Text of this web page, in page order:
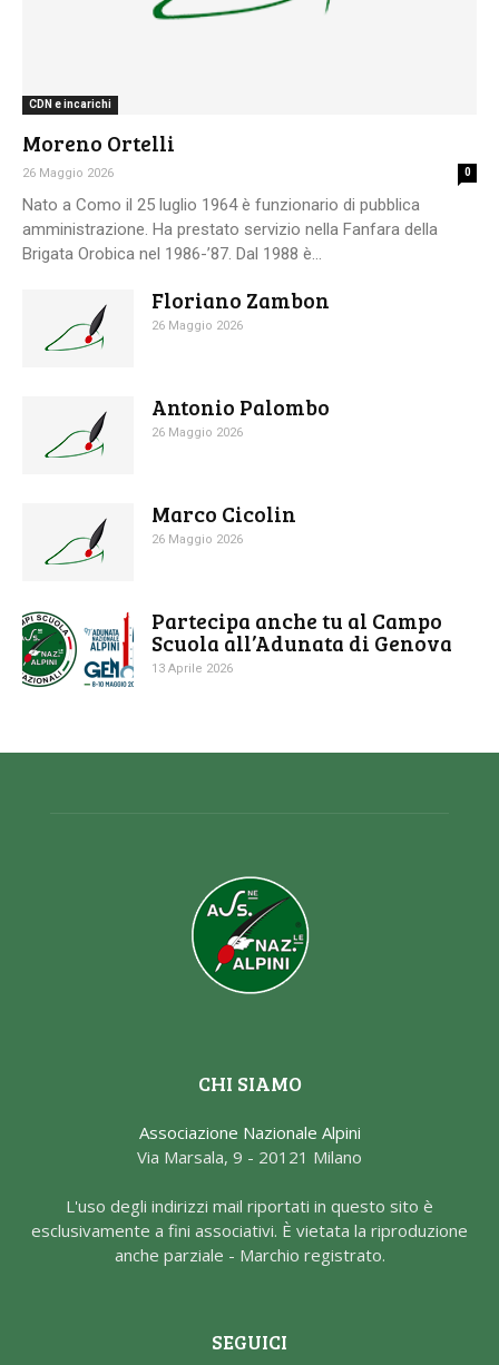
CDN e incarichi
Moreno Ortelli
26 Maggio 2026 0
Nato a Como il 25 luglio 1964 è funzionario di pubblica
amministrazione. Ha prestato servizio nella Fanfara della
Brigata Orobica nel 1986-’87. Dal 1988 è...
Floriano Zambon
26 Maggio 2026
Antonio Palombo
26 Maggio 2026
Marco Cicolin
26 Maggio 2026
Partecipa anche tu al Campo
Scuola all’Adunata di Genova
13 Aprile 2026
CHI SIAMO
Associazione Nazionale Alpini
Via Marsala, 9 - 20121 Milano
L'uso degli indirizzi mail riportati in questo sito è
esclusivamente a fini associativi. È vietata la riproduzione
anche parziale - Marchio registrato.
SEGUICI